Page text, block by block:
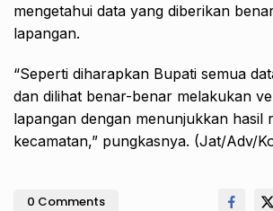
mengetahui data yang diberikan
lapangan.
“Seperti diharapkan Bupati semua
dan dilihat benar-benar melakukan
lapangan dengan menunjukkan hasil
kecamatan,” pungkasnya. (Jat/Adv/
0 Comments